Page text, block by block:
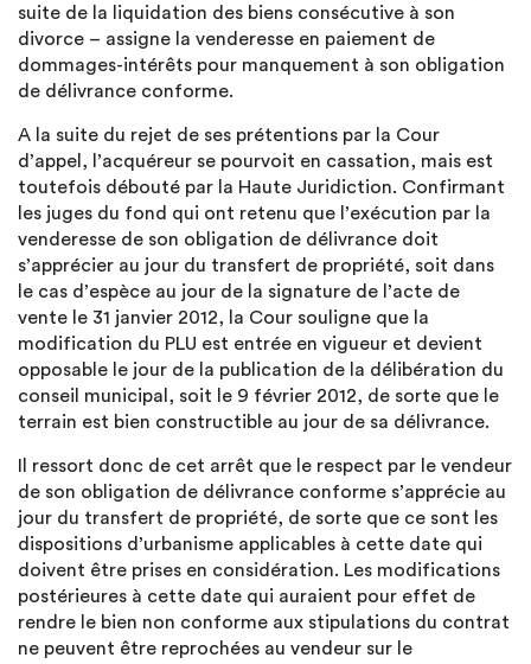
suite de la liquidation des biens consécutive à son
divorce – assigne la venderesse en paiement de
dommages-intérêts pour manquement à son obligation
de délivrance conforme.
A la suite du rejet de ses prétentions par la Cour
d’appel, l’acquéreur se pourvoit en cassation, mais est
toutefois débouté par la Haute Juridiction. Confirmant
les juges du fond qui ont retenu que l’exécution par la
venderesse de son obligation de délivrance doit
s’apprécier au jour du transfert de propriété, soit dans
le cas d’espèce au jour de la signature de l’acte de
vente le 31 janvier 2012, la Cour souligne que la
modification du PLU est entrée en vigueur et devient
opposable le jour de la publication de la délibération du
conseil municipal, soit le 9 février 2012, de sorte que le
terrain est bien constructible au jour de sa délivrance.
Il ressort donc de cet arrêt que le respect par le vendeur
de son obligation de délivrance conforme s’apprécie au
jour du transfert de propriété, de sorte que ce sont les
dispositions d’urbanisme applicables à cette date qui
doivent être prises en considération. Les modifications
postérieures à cette date qui auraient pour effet de
rendre le bien non conforme aux stipulations du contrat
ne peuvent être reprochées au vendeur sur le